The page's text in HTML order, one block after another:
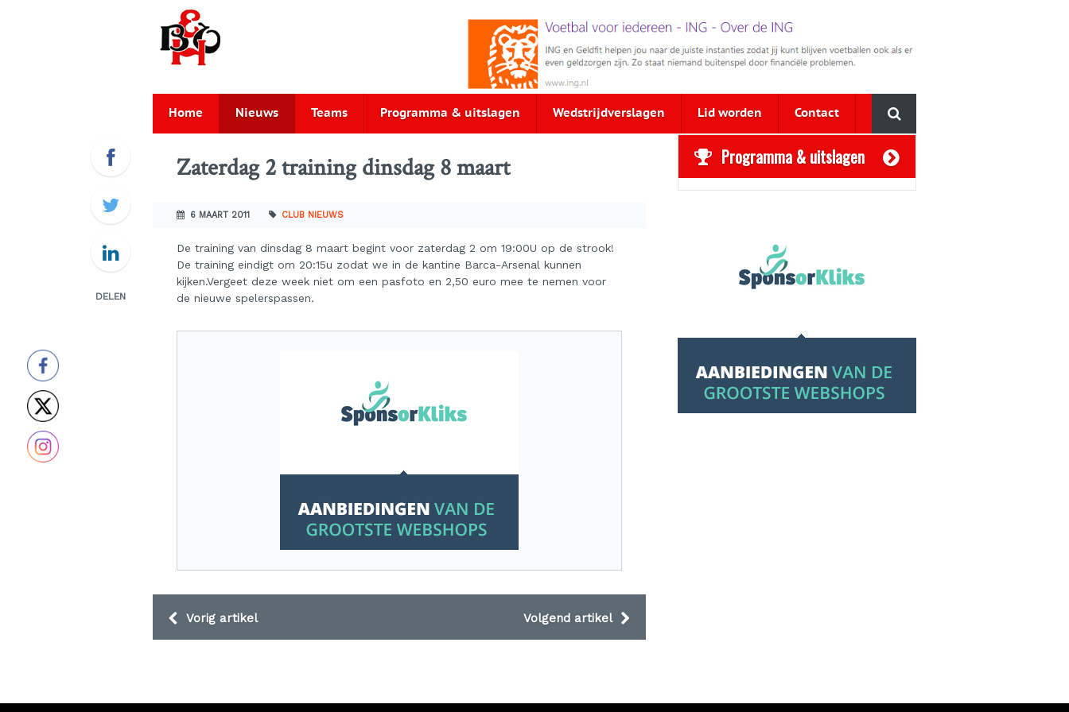
Home Nieuws Teams Programma & uitslagen Wedstrijdverslagen Lid worden Contact
Zaterdag 2 training dinsdag 8 maart
6 MAART 2011 CLUB NIEUWS
De training van dinsdag 8 maart begint voor zaterdag 2 om 19:00U op de strook!
De training eindigt om 20:15u zodat we in de kantine Barca-Arsenal kunnen
kijken.Vergeet deze week niet om een pasfoto en 2,50 euro mee te nemen voor
de nieuwe spelerspassen.
DELEN
Vorig artikel Volgend artikel
Programma & uitslagen